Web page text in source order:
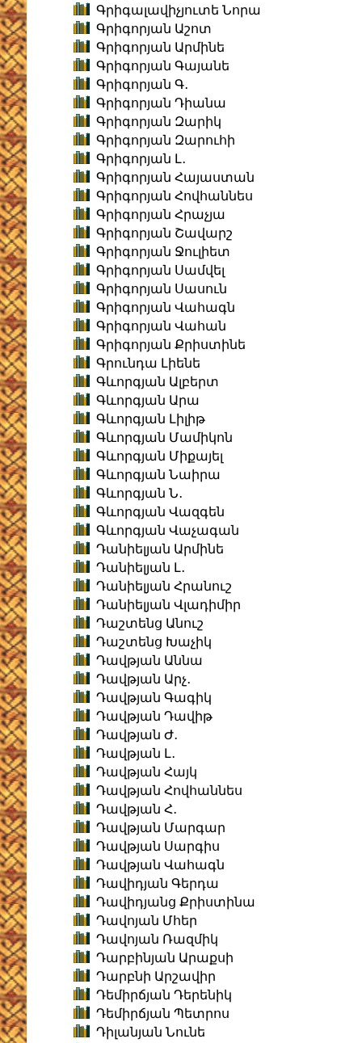
Գրիգալավիչյուտե Նորա
Գրիգորյան Աշոտ
Գրիգորյան Արմինե
Գրիգորյան Գայանե
Գրիգորյան Գ․
Գրիգորյան Դիանա
Գրիգորյան Զարիկ
Գրիգորյան Զարուհի
Գրիգորյան Լ․
Գրիգորյան Հայաստան
Գրիգորյան Հովհաննես
Գրիգորյան Հրաչյա
Գրիգորյան Շավարշ
Գրիգորյան Ջուլիետ
Գրիգորյան Սամվել
Գրիգորյան Սասուն
Գրիգորյան Վահագն
Գրիգորյան Վահան
Գրիգորյան Քրիստինե
Գրունդա Լիենե
Գևորգյան Ալբերտ
Գևորգյան Արա
Գևորգյան Լիլիթ
Գևորգյան Մամիկոն
Գևորգյան Միքայել
Գևորգյան Նաիրա
Գևորգյան Ն․
Գևորգյան Վազգեն
Գևորգյան Վաչագան
Դանիելյան Արմինե
Դանիելյան Լ․
Դանիելյան Հրանուշ
Դանիելյան Վլադիմիր
Դաշտենց Անուշ
Դաշտենց Խաչիկ
Դավթյան Աննա
Դավթյան Արչ․
Դավթյան Գագիկ
Դավթյան Դավիթ
Դավթյան Ժ․
Դավթյան Լ․
Դավթյան Հայկ
Դավթյան Հովհաննես
Դավթյան Հ․
Դավթյան Մարգար
Դավթյան Սարգիս
Դավթյան Վահագն
Դավիդյան Գերդա
Դավիդյանց Քրիստինա
Դավոյան Մհեր
Դավոյան Ռազմիկ
Դարբինյան Արաքսի
Դարբնի Արշավիր
Դեմիրճյան Դերենիկ
Դեմիրճյան Պետրոս
Դիլանյան Նունե